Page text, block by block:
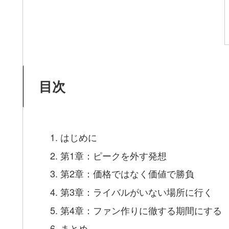
目次
はじめに
第1章：ピークを外す発想
第2章：価格ではなく価値で勝負
第3章：ライバルがいない場所に行く
第4章：ファン作りに徹する期間にする